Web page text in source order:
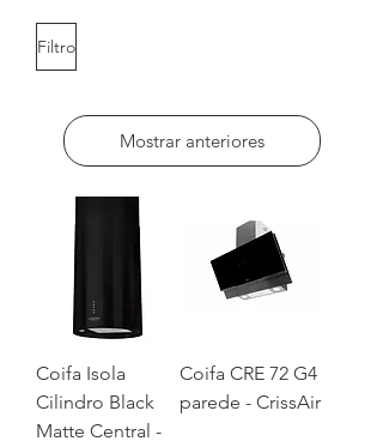
Filtro
Mostrar anteriores
Coifa Isola
Cilindro Black
Matte Central -
Coifa CRE 72 G4
parede - CrissAir